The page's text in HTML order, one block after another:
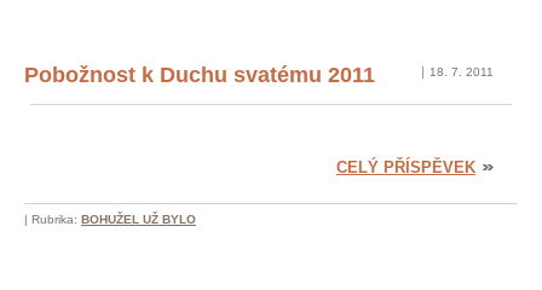
Pobožnost k Duchu svatému 2011 18. 7. 2011
CELÝ PŘÍSPĚVEK
| Rubrika: BOHUŽEL UŽ BYLO